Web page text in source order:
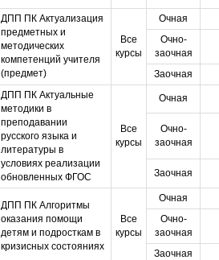
ДПП ПК Актуализация
предметных и
методических
компетенций учителя
(предмет)
Все
курсы
Очная
Очно-
заочная
Заочная
ДПП ПК Актуальные
методики в
преподавании
русского языка и
литературы в
условиях реализации
обновленных ФГОС
Все
курсы
Очная
Очно-
заочная
Заочная
ДПП ПК Алгоритмы
оказания помощи
детям и подросткам в
кризисных состояниях
Все
курсы
Очная
Очно-
заочная
Заочная